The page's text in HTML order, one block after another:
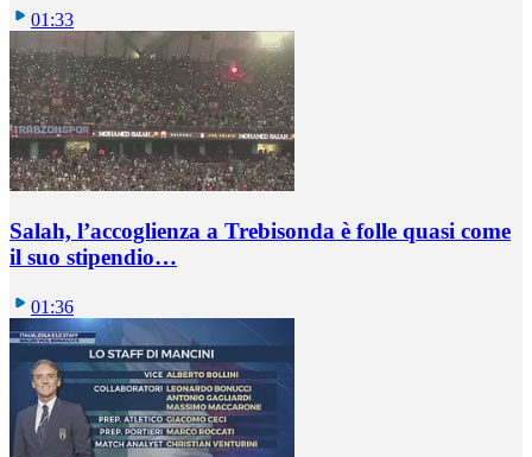
01:33
Salah, l’accoglienza a Trebisonda è folle quasi come
il suo stipendio…
01:36